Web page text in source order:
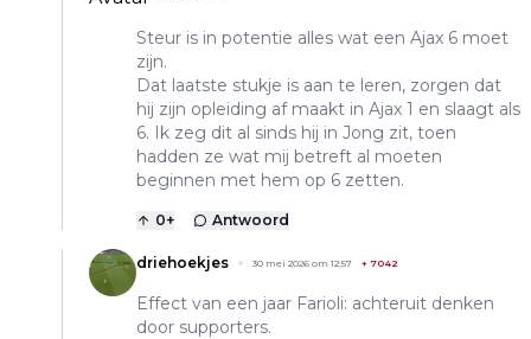
Steur is in potentie alles wat een Ajax 6 moet
zijn.
Dat laatste stukje is aan te leren, zorgen dat
hij zijn opleiding af maakt in Ajax 1 en slaagt als
6. Ik zeg dit al sinds hij in Jong zit, toen
hadden ze wat mij betreft al moeten
beginnen met hem op 6 zetten.
0+ Antwoord
driehoekjes 30 mei 2026 om 12:57 + 7042
Effect van een jaar Farioli: achteruit denken
door supporters.